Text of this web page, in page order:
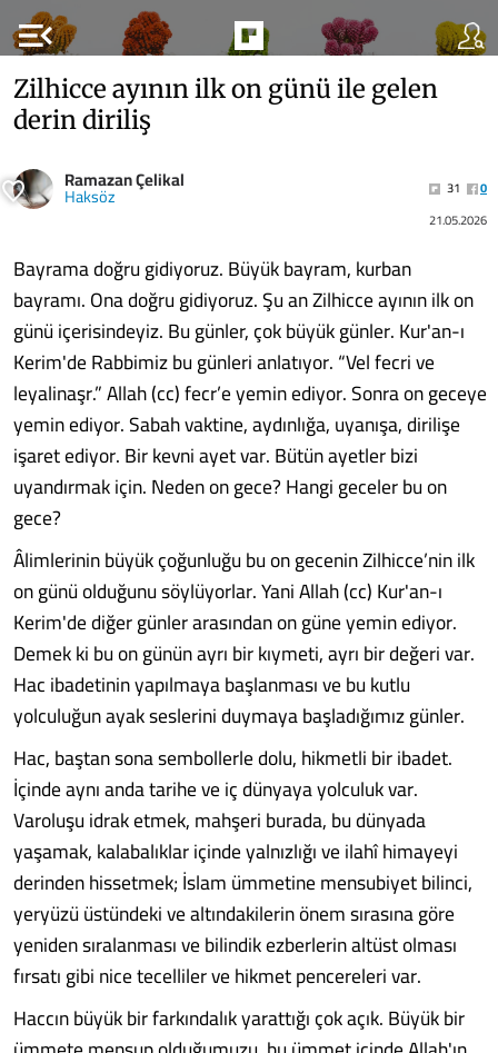
menu_open
Zilhicce ayının ilk on günü ile gelen
derin diriliş
Ramazan Çelikal
Haksöz 31
0
21.05.2026
Bayrama doğru gidiyoruz. Büyük bayram, kurban
bayramı. Ona doğru gidiyoruz. Şu an Zilhicce ayının ilk on
günü içerisindeyiz. Bu günler, çok büyük günler. Kur'an-ı
Kerim'de Rabbimiz bu günleri anlatıyor. “Vel fecri ve
leyalinaşr.” Allah (cc) fecr’e yemin ediyor. Sonra on geceye
yemin ediyor. Sabah vaktine, aydınlığa, uyanışa, dirilişe
işaret ediyor. Bir kevni ayet var. Bütün ayetler bizi
uyandırmak için. Neden on gece? Hangi geceler bu on
gece?
Âlimlerinin büyük çoğunluğu bu on gecenin Zilhicce’nin ilk
on günü olduğunu söylüyorlar. Yani Allah (cc) Kur'an-ı
Kerim'de diğer günler arasından on güne yemin ediyor.
Demek ki bu on günün ayrı bir kıymeti, ayrı bir değeri var.
Hac ibadetinin yapılmaya başlanması ve bu kutlu
yolculuğun ayak seslerini duymaya başladığımız günler.
Hac, baştan sona sembollerle dolu, hikmetli bir ibadet.
İçinde aynı anda tarihe ve iç dünyaya yolculuk var.
Varoluşu idrak etmek, mahşeri burada, bu dünyada
yaşamak, kalabalıklar içinde yalnızlığı ve ilahî himayeyi
derinden hissetmek; İslam ümmetine mensubiyet bilinci,
yeryüzü üstündeki ve altındakilerin önem sırasına göre
yeniden sıralanması ve bilindik ezberlerin altüst olması
fırsatı gibi nice tecelliler ve hikmet pencereleri var.
Haccın büyük bir farkındalık yarattığı çok açık. Büyük bir